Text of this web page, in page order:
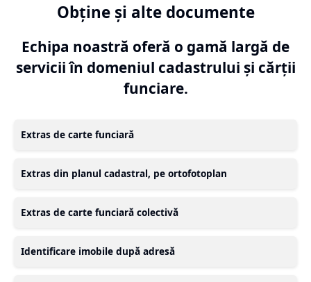
Obține și alte documente
Echipa noastră oferă o gamă largă de
servicii în domeniul cadastrului și cărții
funciare.
Extras de carte funciară
Extras din planul cadastral, pe ortofotoplan
Extras de carte funciară colectivă
Identificare imobile după adresă